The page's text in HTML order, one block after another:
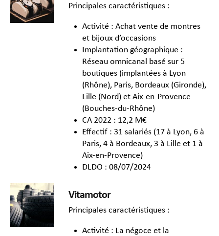
Principales caractéristiques :
Activité : Achat vente de montres
et bijoux d’occasions
Implantation géographique :
Réseau omnicanal basé sur 5
boutiques (implantées à Lyon
(Rhône), Paris, Bordeaux (Gironde),
Lille (Nord) et Aix-en-Provence
(Bouches-du-Rhône)
CA 2022 : 12,2 M€
Effectif : 31 salariés (17 à Lyon, 6 à
Paris, 4 à Bordeaux, 3 à Lille et 1 à
Aix-en-Provence)
DLDO : 08/07/2024
Vitamotor
Principales caractéristiques :
Activité : La négoce et la